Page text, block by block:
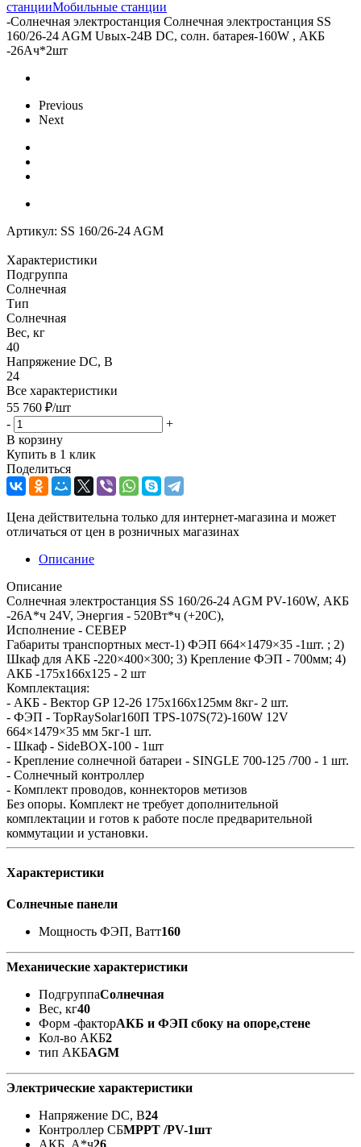
станцииМобильные станции
-Солнечная электростанция Солнечная электростанция SS
160/26-24 AGM Uвых-24В DC, солн. батарея-160W , АКБ
-26Aч*2шт
Previous
Next
Артикул: SS 160/26-24 AGM
Характеристики
Подгруппа
Солнечная
Тип
Солнечная
Вес, кг
40
Напряжение DC, В
24
Все характеристики
55 760 ₽/шт
-
+
В корзину
Купить в 1 клик
Поделиться
Цена действительна только для интернет-магазина и может
отличаться от цен в розничных магазинах
Описание
Описание
Солнечная электростанция SS 160/26-24 AGM PV-160W, АКБ
-26А*ч 24V, Энергия - 520Вт*ч (+20С),
Исполнение - СЕВЕР
Габариты транспортных мест-1) ФЭП 664×1479×35 -1шт. ; 2)
Шкаф для АКБ -220×400×300; 3) Крепление ФЭП - 700мм; 4)
АКБ -175x166x125 - 2 шт
Комплектация:
- АКБ - Вектор GP 12-26 175x166x125мм 8кг- 2 шт.
- ФЭП - TopRaySolar160П TPS-107S(72)-160W 12V
664×1479×35 мм 5кг-1 шт.
- Шкаф - SideBOX-100 - 1шт
- Крепление солнечной батареи - SINGLE 700-125 /700 - 1 шт.
- Солнечный контроллер
- Комплект проводов, коннекторов метизов
Без опоры. Комплект не требует дополнительной
комплектации и готов к работе после предварительной
коммутации и установки.
Характеристики
Солнечные панели
Мощность ФЭП, Ватт160
Механические характеристики
ПодгруппаСолнечная
Вес, кг40
Форм -факторАКБ и ФЭП сбоку на опоре,стене
Кол-во АКБ2
тип АКБAGM
Электрические характеристики
Напряжение DC, В24
Контроллер СБMPPT /PV-1шт